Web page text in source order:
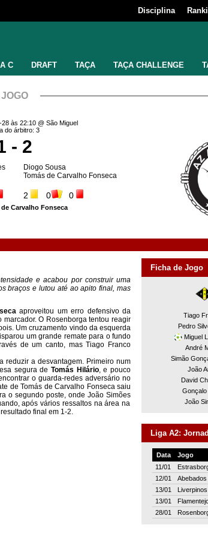
Disciplina
C DRAFT TAÇA TAÇA CHALLENGE
JOGO
às 22:10 @ São Miguel
do árbitro: 3
- 2
Diogo Sousa
Tomás de Carvalho Fonseca
2 0 0
de Carvalho Fonseca
e acabou por construir uma
braços e lutou até ao apito final, mas
aproveitou um erro defensivo da
marcador. O Rosenborga tentou reagir
Um cruzamento vindo da esquerda
um grande remate para o fundo
de um canto, masTiago Franco
reduzir a desvantagem. Primeiro num
segura de Tomás Hilário, e pouco
o guarda-redes adversário no
deTomás de Carvalho Fonsecasaiu
o segundo poste, onde João Simões
após vários ressaltos na área na
final em 1-2.
Ficha de Jogo
Tiago
Pedro
Miguel
André
Simão
João
David
Gonçalo
João
Liga A2:
Data
Jogo
11/01
12/01
Abebados
13/01
Liverpinos
13/01
28/01